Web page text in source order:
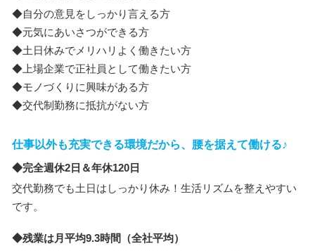
◆自分の意見をしっかり言える方
◆元気にあいさつができる方
◆土日休みでメリハリよく働きたい方
◆上場企業で正社員として働きたい方
◆モノづくりに興味がある方
◆交代制勤務に抵抗がない方
仕事以外も充実できる環境だから、腰を据えて働ける♪
◆完全週休2日＆年休120日
交代勤務でも土日はしっかり休み！生活リズムを整えやすい
です。
◆残業は月平均9.3時間（全社平均）